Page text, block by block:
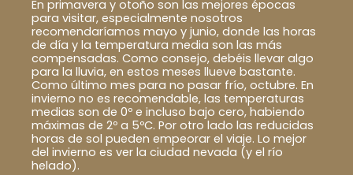
En primavera y otoño son las mejores épocas
para visitar, especialmente nosotros
recomendaríamos mayo y junio, donde las horas
de día y la temperatura media son las más
compensadas. Como consejo, debéis llevar algo
para la lluvia, en estos meses llueve bastante.
Como último mes para no pasar frío, octubre. En
invierno no es recomendable, las temperaturas
medias son de 0º e incluso bajo cero, habiendo
máximas de 2º a 5ºC. Por otro lado las reducidas
horas de sol pueden empeorar el viaje. Lo mejor
del invierno es ver la ciudad nevada (y el río
helado).